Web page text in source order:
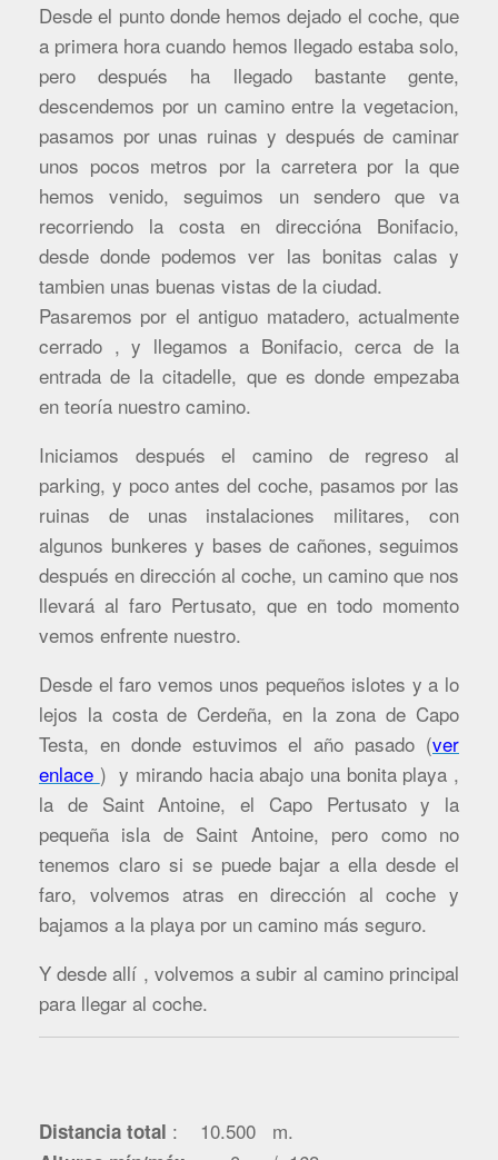
Desde el punto donde hemos dejado el coche, que
a primera hora cuando hemos llegado estaba solo,
pero después ha llegado bastante gente,
descendemos por un camino entre la vegetacion,
pasamos por unas ruinas y después de caminar
unos pocos metros por la carretera por la que
hemos venido, seguimos un sendero que va
recorriendo la costa en direccióna Bonifacio,
desde donde podemos ver las bonitas calas y
tambien unas buenas vistas de la ciudad.
Pasaremos por el antiguo matadero, actualmente
cerrado , y llegamos a Bonifacio, cerca de la
entrada de la citadelle, que es donde empezaba
en teoría nuestro camino.
Iniciamos después el camino de regreso al
parking, y poco antes del coche, pasamos por las
ruinas de unas instalaciones militares, con
algunos bunkeres y bases de cañones, seguimos
después en dirección al coche, un camino que nos
llevará al faro Pertusato, que en todo momento
vemos enfrente nuestro.
Desde el faro vemos unos pequeños islotes y a lo
lejos la costa de Cerdeña, en la zona de Capo
Testa, en donde estuvimos el año pasado (ver
enlace ) y mirando hacia abajo una bonita playa ,
la de Saint Antoine, el Capo Pertusato y la
pequeña isla de Saint Antoine, pero como no
tenemos claro si se puede bajar a ella desde el
faro, volvemos atras en dirección al coche y
bajamos a la playa por un camino más seguro.
Y desde allí , volvemos a subir al camino principal
para llegar al coche.
Distancia total : 10.500 m.